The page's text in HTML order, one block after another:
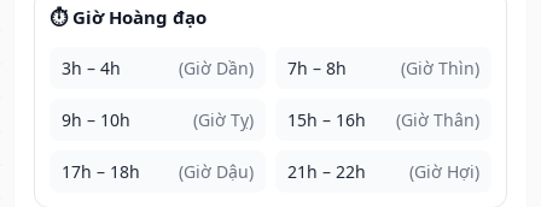
⏱️ Giờ Hoàng đạo
3h – 4h (Giờ Dần) 7h – 8h (Giờ Thìn)
9h – 10h (Giờ Tỵ) 15h – 16h (Giờ Thân)
17h – 18h (Giờ Dậu) 21h – 22h (Giờ Hợi)